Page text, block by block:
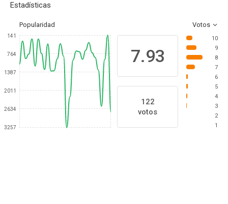
Estadísticas
Popularidad Votos
141
764
1387
2011
2634
3257
7.93
122
votos
10
9
8
7
6
5
4
3
2
1